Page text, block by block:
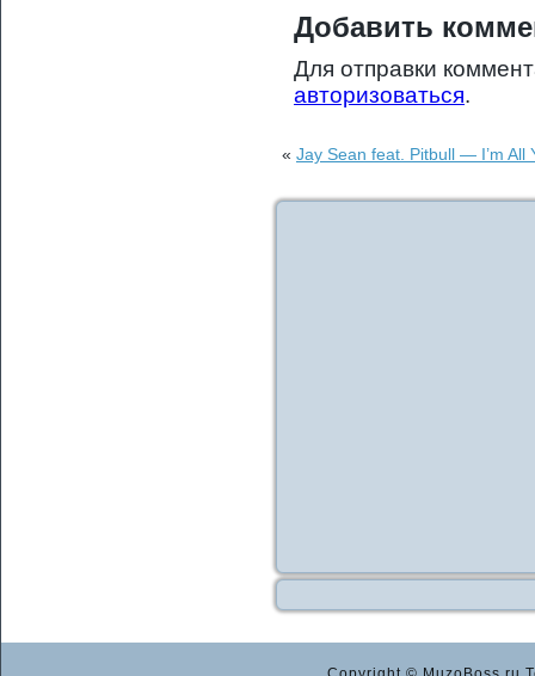
Добавить
Для отправки
авторизоваться.
« Jay Sean feat. Pitbull — I’m All